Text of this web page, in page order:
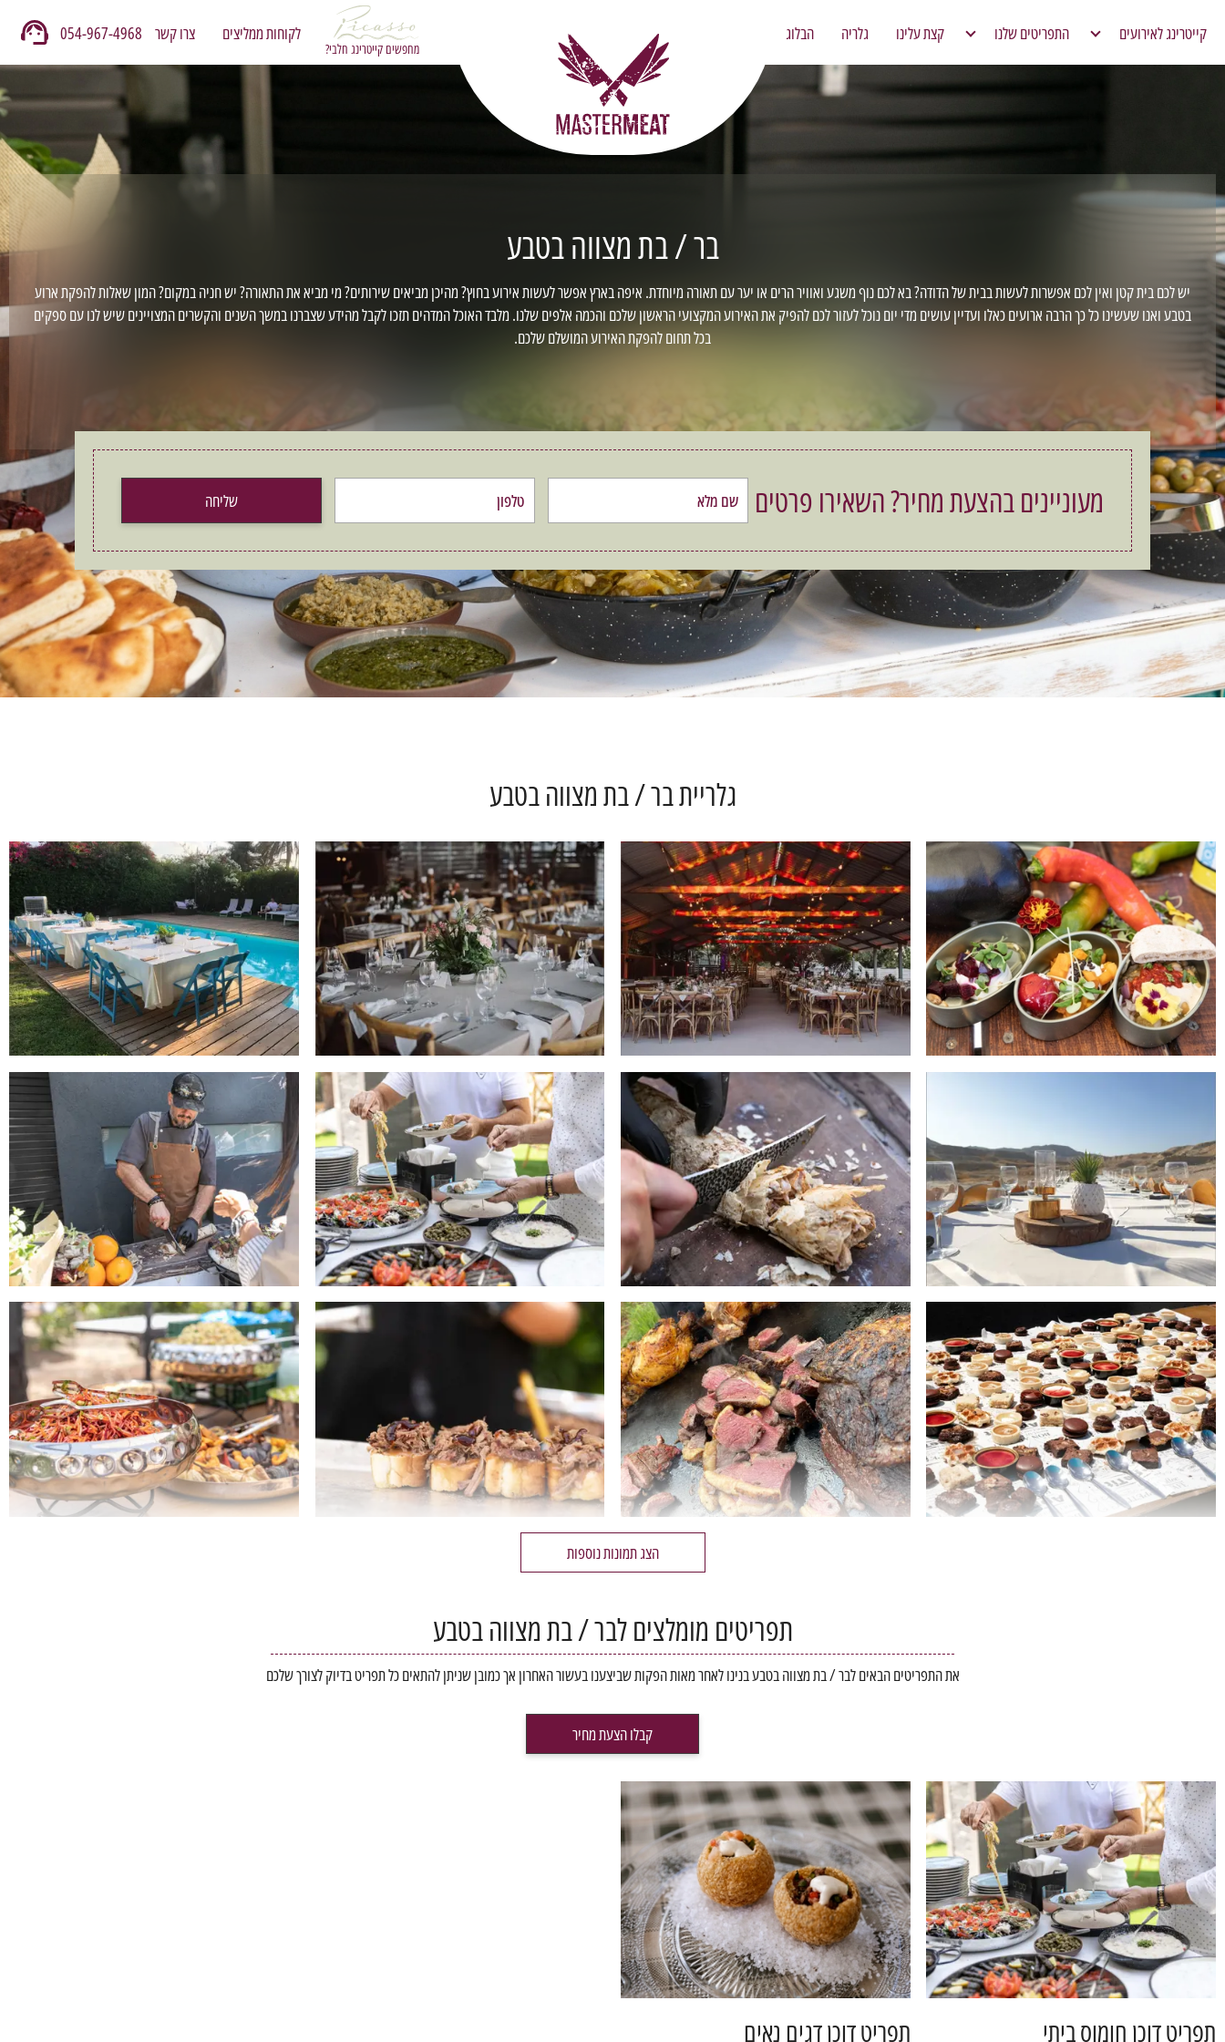
קייטרינג לאירועים
קייטרינג בשרי לאירועים
דוכני מזון לאירועים
התפריטים שלנו
תפריט גריל ומעשנות
תפריטי פינגר פוד
קצת עלינו גלריה הבלוג
מחפשים קייטרינג חלבי?
לקוחות ממליצים צרו קשר 054-967-4968
בר / בת מצווה בטבע
יש לכם בית קטן ואין לכם אפשרות לעשות בבית של הדודה? בא לכם נוף משגע ואוויר הרים או יער עם תאורה מיוחדת. איפה בארץ אפשר לעשות אירוע בחוץ? מהיכן מביאים שירותים? מי מביא את התאורה? יש חניה במקום? המון שאלות להפקת ארוע
בטבע ואנו שעשינו כל כך הרבה ארועים כאלו ועדיין עושים מדי יום נוכל לעזור לכם להפיק את האירוע המקצועי הראשון שלכם והכמה אלפים שלנו. מלבד האוכל המדהים תזכו לקבל מהידע שצברנו במשך השנים והקשרים המצויינים שיש לנו עם ספקים
בכל תחום להפקת האירוע המושלם שלכם.
מעוניינים בהצעת מחיר? השאירו פרטים שליחה
גלריית בר / בת מצווה בטבע
הצג תמונות נוספות
תפריטים מומלצים לבר / בת מצווה בטבע
את התפריטים הבאים לבר / בת מצווה בטבע בנינו לאחר מאות הפקות שביצענו בעשור האחרון אך כמובן שניתן להתאים כל תפריט בדיוק לצורך שלכם
קבלו הצעת מחיר
תפריט דוכן חומוס ביתי תפריט דוכן דגים נאים